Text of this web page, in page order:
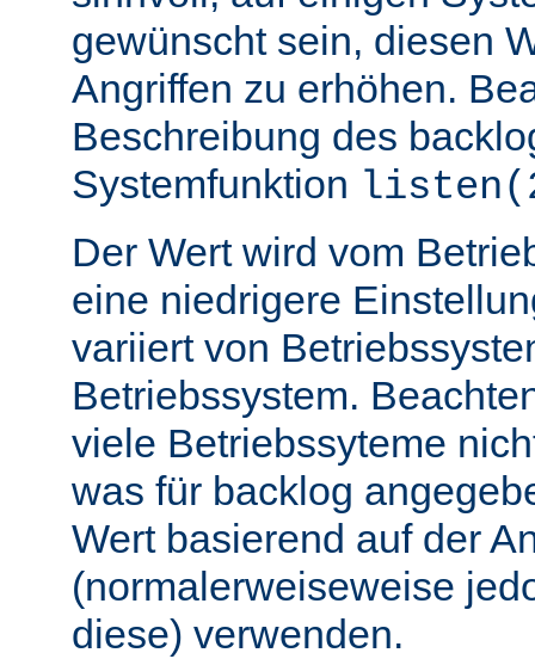
gewünscht sein, diesen
Angriffen zu erhöhen.
Beschreibung des
Systemfunktion
Der Wert wird vom
eine niedrigere
variiert von
Betriebssystem.
viele Betriebssyteme
was für backlog
Wert basierend auf der
(normalerweiseweise
diese) verwenden.